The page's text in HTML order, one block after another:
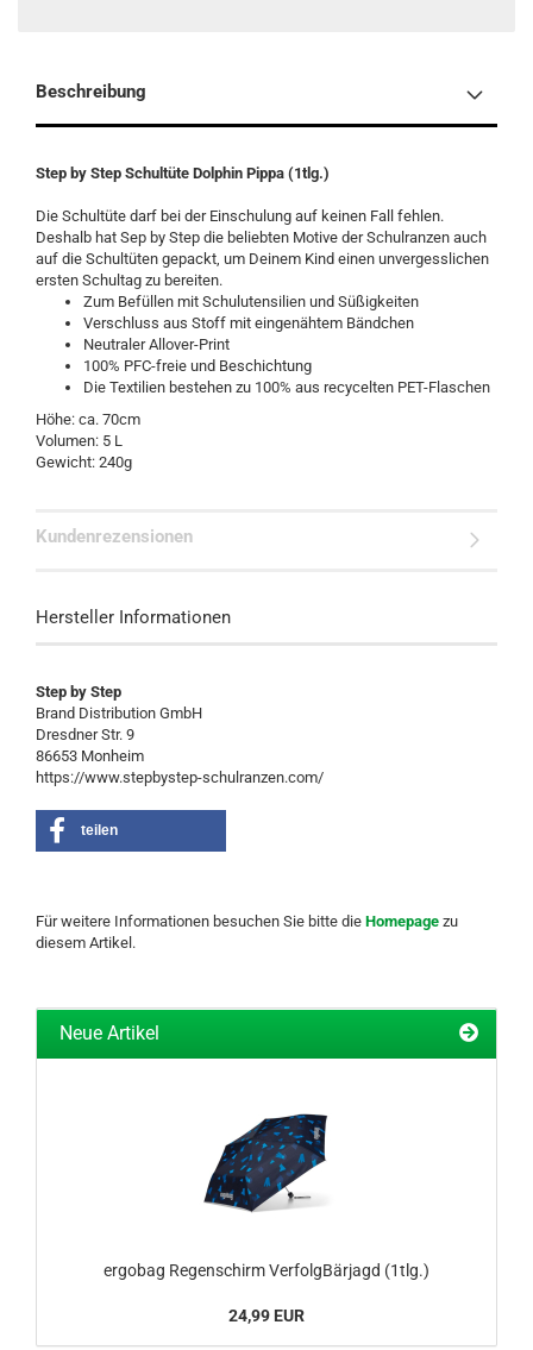
Beschreibung
Step by Step Schultüte Dolphin Pippa (1tlg.)
Die Schultüte darf bei der Einschulung auf keinen Fall fehlen.
Deshalb hat Sep by Step die beliebten Motive der Schulranzen auch
auf die Schultüten gepackt, um Deinem Kind einen unvergesslichen
ersten Schultag zu bereiten.
Zum Befüllen mit Schulutensilien und Süßigkeiten
Verschluss aus Stoff mit eingenähtem Bändchen
Neutraler Allover-Print
100% PFC-freie und Beschichtung
Die Textilien bestehen zu 100% aus recycelten PET-Flaschen
Höhe: ca. 70cm
Volumen: 5 L
Gewicht: 240g
Kundenrezensionen
Hersteller Informationen
Step by Step
Brand Distribution GmbH
Dresdner Str. 9
86653 Monheim
https://www.stepbystep-schulranzen.com/
teilen
Für weitere Informationen besuchen Sie bitte die Homepage zu
diesem Artikel.
Neue Artikel
ergobag Regenschirm VerfolgBärjagd (1tlg.)
24,99 EUR